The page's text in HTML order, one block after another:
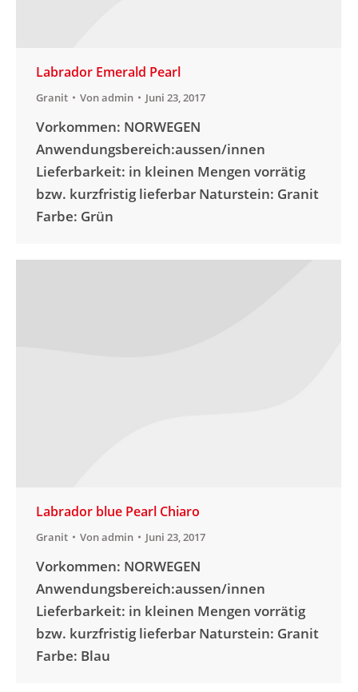
Labrador Emerald Pearl
Granit Vonadmin Juni 23, 2017
Vorkommen: NORWEGEN
Anwendungsbereich:aussen/innen
Lieferbarkeit: in kleinen Mengen vorrätig
bzw. kurzfristig lieferbar Naturstein: Granit
Farbe: Grün
Labrador blue Pearl Chiaro
Granit Vonadmin Juni 23, 2017
Vorkommen: NORWEGEN
Anwendungsbereich:aussen/innen
Lieferbarkeit: in kleinen Mengen vorrätig
bzw. kurzfristig lieferbar Naturstein: Granit
Farbe: Blau